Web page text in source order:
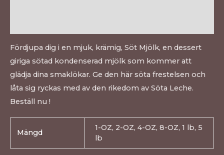
Fördjupa dig i en mjuk, krämig, Söt Mjölk, en dessert
giriga sötad kondenserad mjölk som kommer att
glädja dina smaklökar. Ge den här söta frestelsen och
låta sig ryckas med av den rikedom av Söta Leche.
Beställ nu !
Mängd
1-OZ, 2-OZ, 4-OZ, 8-OZ, 1 lb, 5
lb